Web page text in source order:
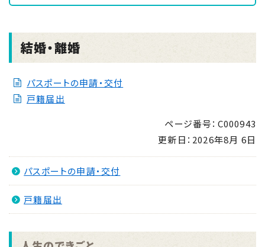
結婚・離婚
パスポートの申請・交付
戸籍届出
ページ番号：C000943
更新日： 2026年8月 6日
パスポートの申請・交付
戸籍届出